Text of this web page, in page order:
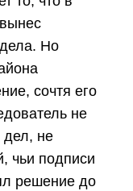
Но
сочтя его
не
дел, не
чьи подписи
решение до